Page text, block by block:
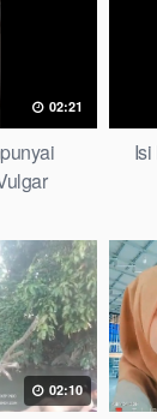
02:21
02:10